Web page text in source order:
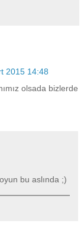
2015 14:48
olsada bizlerde
bu aslında ;)